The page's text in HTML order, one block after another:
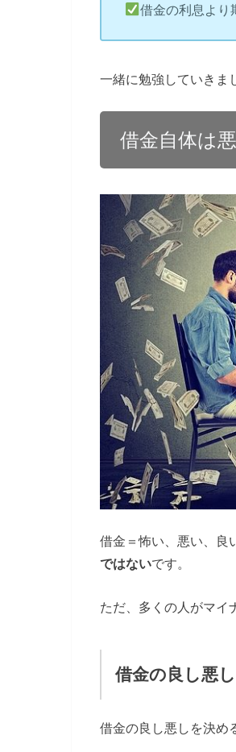
借金の利息より
一緒に勉強していきま
借金自体は
借金＝怖い、悪い、良
ではないです。
ただ、多くの人がマイ
借金の良し悪
借金の良し悪しを決め